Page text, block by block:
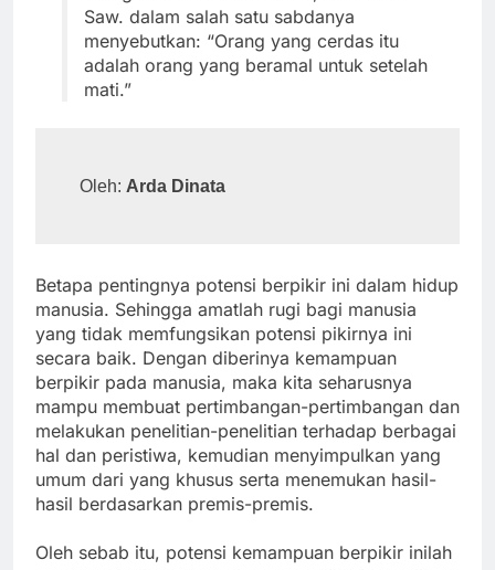
Saw. dalam salah satu sabdanya
menyebutkan: “Orang yang cerdas itu
adalah orang yang beramal untuk setelah
mati.”
Oleh: Arda Dinata
Betapa pentingnya potensi berpikir ini dalam hidup
manusia. Sehingga amatlah rugi bagi manusia
yang tidak memfungsikan potensi pikirnya ini
secara baik. Dengan diberinya kemampuan
berpikir pada manusia, maka kita seharusnya
mampu membuat pertimbangan-pertimbangan dan
melakukan penelitian-penelitian terhadap berbagai
hal dan peristiwa, kemudian menyimpulkan yang
umum dari yang khusus serta menemukan hasil-
hasil berdasarkan premis-premis.
Oleh sebab itu, potensi kemampuan berpikir inilah